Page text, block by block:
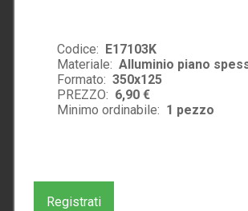
Codice:
E17103K
Materiale: Alluminio piano
Formato: 350x125
PREZZO: 6,90 €
Minimo ordinabile: 1 pezzo
Registrati